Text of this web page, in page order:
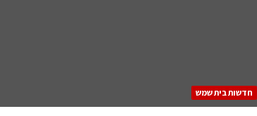
חדשות בית שמש